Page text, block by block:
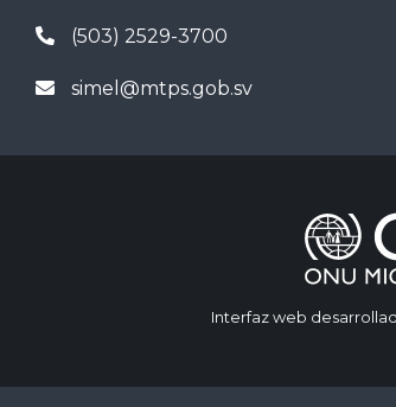
(503) 2529-3700
simel@mtps.gob.sv
Interfaz web